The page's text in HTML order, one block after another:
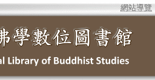
網站導覽